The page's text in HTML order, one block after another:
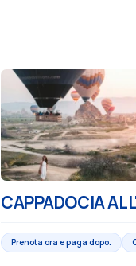
CAPPADOCIA
Prenota ora e paga dopo.